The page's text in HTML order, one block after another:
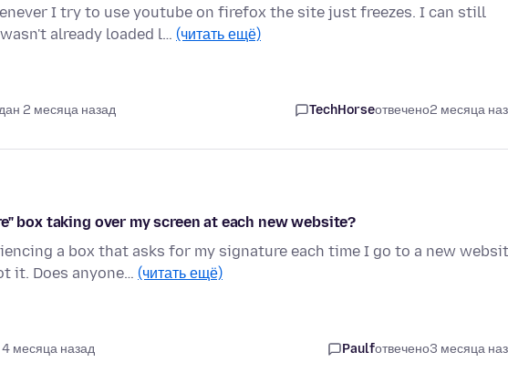
I try to use youtube on firefox the site just freezes. I can still
already loaded l… (читать ещё)
2 месяца назад TechHorseотвечено2 месяца
box taking over my screen at each new website?
a box that asks for my signature each time I go to a new
it. Does anyone… (читать ещё)
4 месяца назад Paulfотвечено3 месяца